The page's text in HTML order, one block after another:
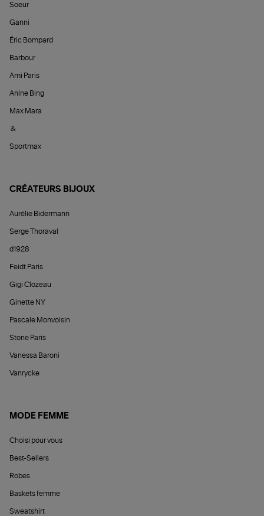
Soeur
Ganni
Éric Bompard
Barbour
Ami Paris
Anine Bing
Max Mara
&
Sportmax
CRÉATEURS BIJOUX
Aurélie Bidermann
Serge Thoraval
d1928
Feidt Paris
Gigi Clozeau
Ginette NY
Pascale Monvoisin
Stone Paris
Vanessa Baroni
Vanrycke
MODE FEMME
Choisi pour vous
Best-Sellers
Robes
Baskets femme
Sweatshirt